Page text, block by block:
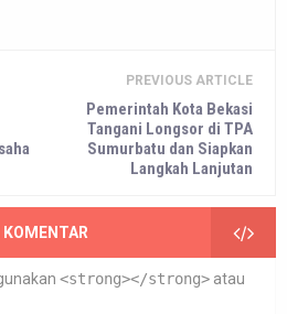
PREVIOUS ARTICLE
Pemerintah Kota Bekasi
Tangani Longsor di TPA
Sumurbatu dan Siapkan
Langkah Lanjutan
<strong></strong> atau